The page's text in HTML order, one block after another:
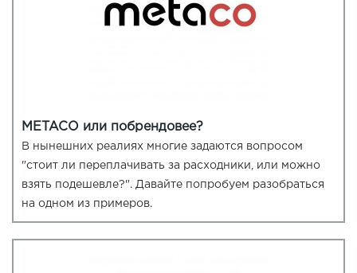
METACO или побрендовее?
В нынешних реалиях многие задаются вопросом
"стоит ли переплачивать за расходники, или можно
взять подешевле?". Давайте попробуем разобраться
на одном из примеров.